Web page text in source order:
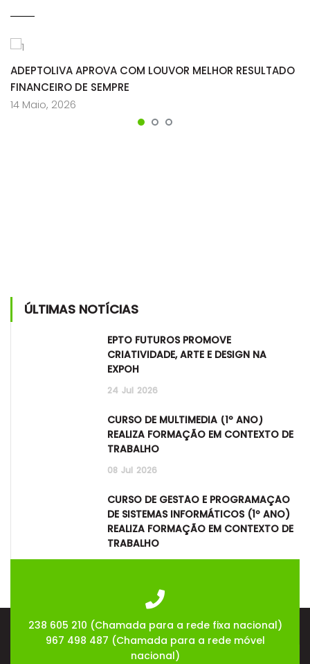
ADEPTOLIVA APROVA COM LOUVOR MELHOR RESULTADO
FINANCEIRO DE SEMPRE
14 Maio, 2026
ÚLTIMAS NOTÍCIAS
EPTO FUTUROS PROMOVE
CRIATIVIDADE, ARTE E DESIGN NA
EXPOH
24 Jul 2026
CURSO DE MULTIMÉDIA (1º ANO)
REALIZA FORMAÇÃO EM CONTEXTO DE
TRABALHO
08 Jul 2026
CURSO DE GESTÃO E PROGRAMAÇÃO
DE SISTEMAS INFORMÁTICOS (1º ANO)
REALIZA FORMAÇÃO EM CONTEXTO DE
TRABALHO
238 605 210 (Chamada para a rede fixa nacional)
967 498 487 (Chamada para a rede móvel
nacional)